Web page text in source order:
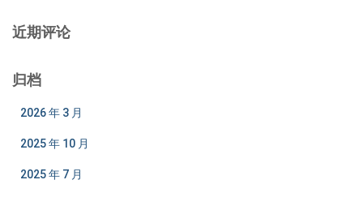
近期评论
归档
2026 年 3 月
2025 年 10 月
2025 年 7 月